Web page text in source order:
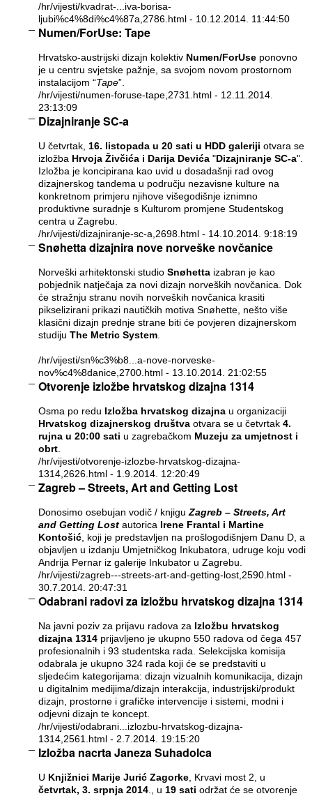
/hr/vijesti/kvadrat-...iva-borisa-
ljubi%c4%8di%c4%87a,2786.html- 10.12.2014. 11:44:50
Numen/ForUse: Tape
Hrvatsko-austrijski dizajn kolektiv Numen/ForUseponovno
je u centru svjetske pažnje, sa svojom novom prostornom
instalacijom “Tape”.
/hr/vijesti/numen-foruse-tape,2731.html- 12.11.2014.
23:13:09
Dizajniranje SC-a
U četvrtak, 16. listopada u 20 sati u HDD galeriji otvara se
izložba Hrvoja Živčića i Darija Devića"Dizajniranje SC-a".
Izložba je koncipirana kao uvid u dosadašnji rad ovog
dizajnerskog tandema u području nezavisne kulture na
konkretnom primjeru njihove višegodišnje iznimno
produktivne suradnje s Kulturom promjene Studentskog
centra u Zagrebu.
/hr/vijesti/dizajniranje-sc-a,2698.html- 14.10.2014. 9:18:19
Snøhetta dizajnira nove norveške novčanice
Norveški arhitektonski studio Snøhettaizabran je kao
pobjednik natječaja za novi dizajn norveških novčanica. Dok
će stražnju stranu novih norveških novčanica krasiti
pikselizirani prikazi nautičkih motiva Snøhette, nešto više
klasični dizajn prednje strane biti će povjeren dizajnerskom
studiju The Metric System.
/hr/vijesti/sn%c3%b8...a-nove-norveske-
nov%c4%8danice,2700.html- 13.10.2014. 21:02:55
Otvorenje izložbe hrvatskog dizajna 1314
Osma po redu Izložba hrvatskog dizajnau organizaciji
Hrvatskog dizajnerskog društvaotvara se u četvrtak 4.
rujna u 20:00 sati u zagrebačkom Muzeju za umjetnost i
obrt.
/hr/vijesti/otvorenje-izlozbe-hrvatskog-dizajna-
1314,2626.html- 1.9.2014. 12:20:49
Zagreb – Streets, Art and Getting Lost
Donosimo osebujan vodič / knjigu Zagreb – Streets, Art
and Getting Lostautorica Irene Frantal i Martine
Kontošić, koji je predstavljen na prošlogodišnjem Danu D, a
objavljen u izdanju Umjetničkog Inkubatora, udruge koju vodi
Andrija Pernar iz galerije Inkubator u Zagrebu.
/hr/vijesti/zagreb---streets-art-and-getting-lost,2590.html-
30.7.2014. 20:47:31
Odabrani radovi za izložbu hrvatskog dizajna 1314
Na javni poziv za prijavu radova za Izložbu hrvatskog
dizajna 1314prijavljeno je ukupno 550 radova od čega 457
profesionalnih i 93 studentska rada. Selekcijska komisija
odabrala je ukupno 324 rada koji će se predstaviti u
sljedećim kategorijama: dizajn vizualnih komunikacija, dizajn
u digitalnim medijima/dizajn interakcija, industrijski/produkt
dizajn, prostorne i grafičke intervencije i sistemi, modni i
odjevni dizajn te koncept.
/hr/vijesti/odabrani...izlozbu-hrvatskog-dizajna-
1314,2561.html- 2.7.2014. 19:15:20
Izložba nacrta Janeza Suhadolca
U Knjižnici Marije Jurić Zagorke, Krvavi most 2, u
četvrtak, 3. srpnja 2014., u 19 sati održat će se otvorenje